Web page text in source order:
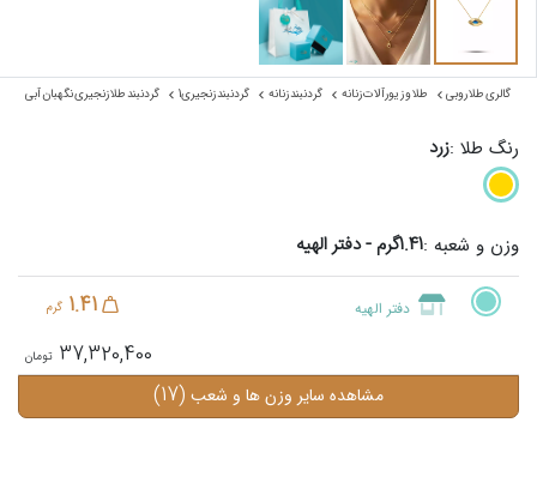
گالری طلا روبی طلا و زیورآلات زنانه گردنبند زنانه گردنبند زنجیری1 گردنبند طلا زنجیری نگهبان آبی
رنگ طلا :زرد
وزن و شعبه :1.41گرم - دفتر الهیه
دفتر الهیه 1.41 گرم
37,320,400
مشاهده سایر وزن ها و شعب (17)